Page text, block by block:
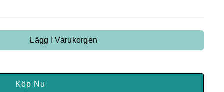
Lägg I Varukorgen
Köp Nu